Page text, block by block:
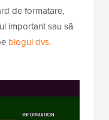
de formatare,
important sau să
blogul dvs.